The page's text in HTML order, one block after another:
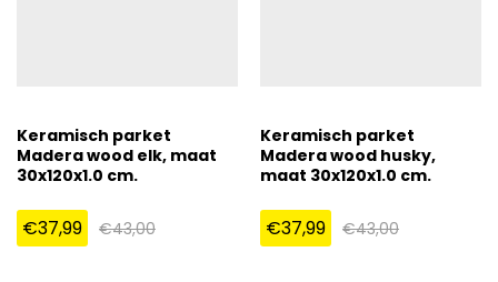
Keramisch parket
Madera wood elk, maat
30x120x1.0 cm.
€37,99 €43,00
Keramisch parket
Madera wood husky,
maat 30x120x1.0 cm.
€37,99 €43,00